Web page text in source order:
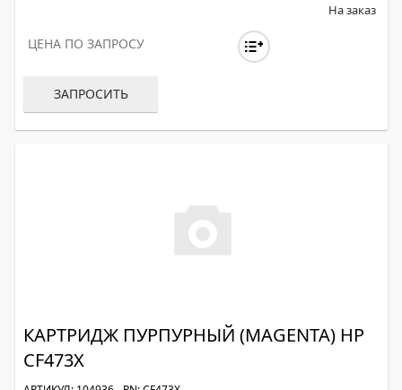
На заказ
ЦЕНА ПО ЗАПРОСУ
ЗАПРОСИТЬ
КАРТРИДЖ ПУРПУРНЫЙ (MAGENTA) HP
CF473X